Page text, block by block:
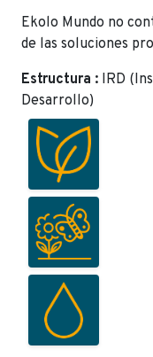
Ekolo Mundo no
de las soluciones
Estructura : IRD
Desarrollo)